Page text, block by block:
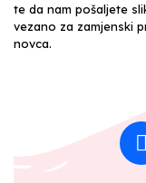
te da nam pošaljete
vezano za zamjenski
novca.